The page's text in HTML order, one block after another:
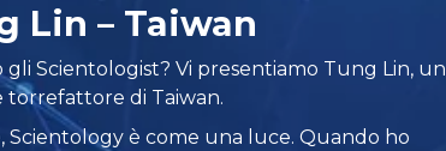
Lin – Taiwan
gli Scientologist? Vi presentiamo Tung Lin, un
torrefattore di Taiwan.
Scientology è come una luce. Quando ho